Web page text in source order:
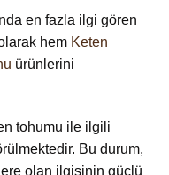
en fazla ilgi gören
hem Keten
ürünlerini
tohumu ile ilgili
Bu durum,
olan ilgisinin güçlü